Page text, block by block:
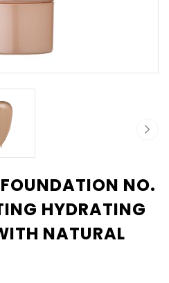
NO.
HYDRATING
NATURAL